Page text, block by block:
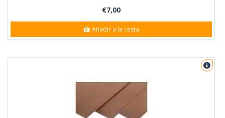
€7,00
Añadir a la cesta